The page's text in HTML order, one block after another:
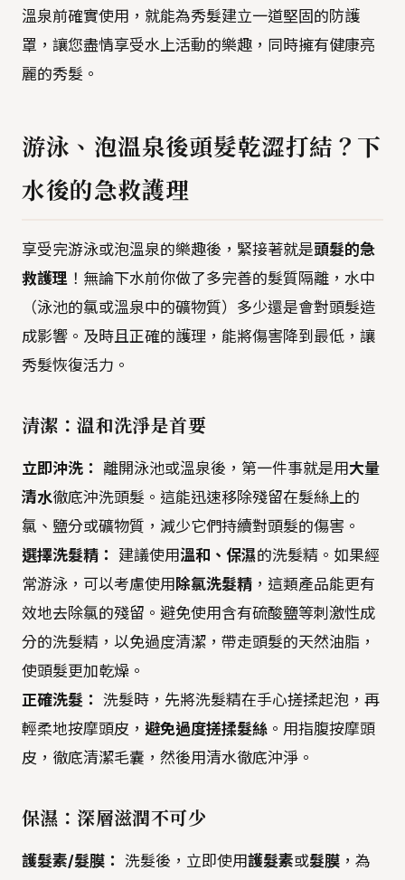
溫泉前確實使用，就能為秀髮建立一道堅固的防護
罩，讓您盡情享受水上活動的樂趣，同時擁有健康亮
麗的秀髮。
游泳、泡溫泉後頭髮乾澀打結？下
水後的急救護理
享受完游泳或泡溫泉的樂趣後，緊接著就是頭髮的急
救護理 ！無論下水前你做了多完善的髮質隔離，水中
（泳池的氯或溫泉中的礦物質）多少還是會對頭髮造
成影響。及時且正確的護理，能將傷害降到最低，讓
秀髮恢復活力。
清潔：溫和洗淨是首要
立即沖洗： 離開泳池或溫泉後，第一件事就是用 大量
清水徹底沖洗頭髮。這能迅速移除殘留在髮絲上的
氯、鹽分或礦物質，減少它們持續對頭髮的傷害。
選擇洗髮精：
建議使用溫和、保濕的洗髮精。如果經
常游泳，可以考慮使用 除氯洗髮精 ，這類產品能更有
效地去除氯的殘留。避免使用含有硫酸鹽等刺激性成
分的洗髮精，以免過度清潔，帶走頭髮的天然油脂，
使頭髮更加乾燥。
正確洗髮： 洗髮時，先將洗髮精在手心搓揉起泡，再
輕柔地按摩頭皮， 避免過度搓揉髮絲 。用指腹按摩頭
皮，徹底清潔毛囊，然後用清水徹底沖淨。
保濕：深層滋潤不可少
護髮素/髮膜： 洗髮後，立即使用護髮素或髮膜 ，為